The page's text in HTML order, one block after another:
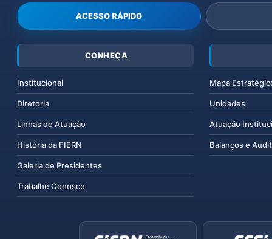
ACESSO RÁPIDO
CONHEÇA
Institucional
Diretoria
Linhas de Atuação
História da FIERN
Galeria de Presidentes
Trabalhe Conosco
Mapa
Unidades
Atuação
Balanços e